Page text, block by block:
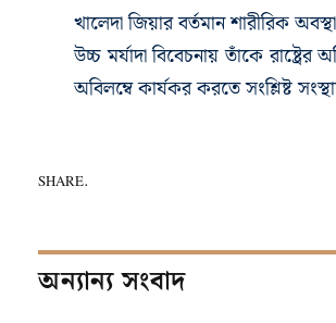
খালেদা জিয়ার বর্তমান শারীরিক
উচ্চ মর্যাদা বিবেচনায় তাঁকে
অবিলম্বে কার্যকর করতে সংশ্লিষ্ট
SHARE.
অন্যান্য সংবাদ